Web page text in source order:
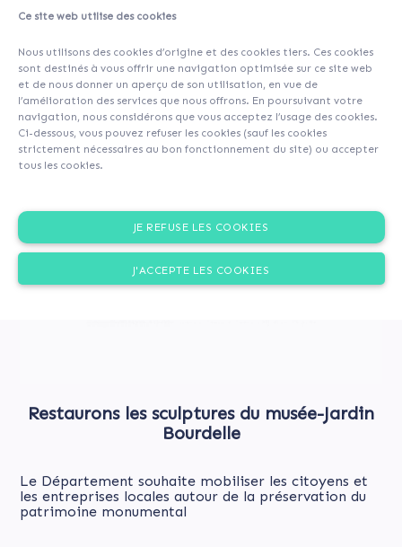
Ce site web utilise des cookies
Nous utilisons des cookies d’origine et des cookies tiers. Ces cookies
sont destinés à vous offrir une navigation optimisée sur ce site web
et de nous donner un aperçu de son utilisation, en vue de
l’amélioration des services que nous offrons. En poursuivant votre
navigation, nous considérons que vous acceptez l’usage des cookies.
Ci-dessous, vous pouvez refuser les cookies (sauf les cookies
strictement nécessaires au bon fonctionnement du site) ou accepter
tous les cookies.
JE REFUSE LES COOKIES
J'ACCEPTE LES COOKIES
Commentaires (0)
Restaurons les sculptures du musée-Jardin
Bourdelle
Le Département souhaite mobiliser les citoyens et
les entreprises locales autour de la préservation du
patrimoine monumental